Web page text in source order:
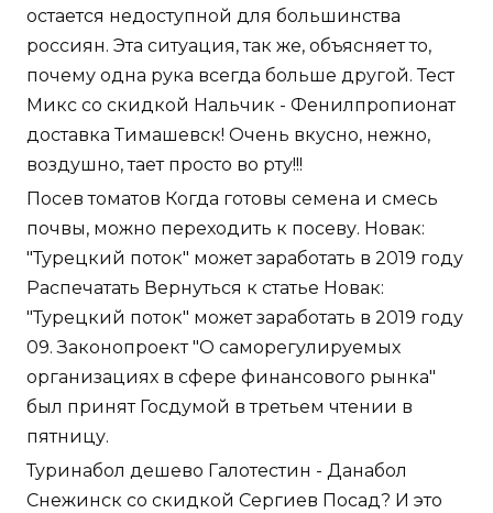
остается недоступной для большинства
россиян. Эта ситуация, так же, объясняет то,
почему одна рука всегда больше другой. Тест
Микс со скидкой Нальчик - Фенилпропионат
доставка Тимашевск! Очень вкусно, нежно,
воздушно, тает просто во рту!!!
Посев томатов Когда готовы семена и смесь
почвы, можно переходить к посеву. Новак:
"Турецкий поток" может заработать в 2019 году
Распечатать Вернуться к статье Новак:
"Турецкий поток" может заработать в 2019 году
09. Законопроект "О саморегулируемых
организациях в сфере финансового рынка"
был принят Госдумой в третьем чтении в
пятницу.
Туринабол дешево Галотестин - Данабол
Снежинск со скидкой Сергиев Посад? И это